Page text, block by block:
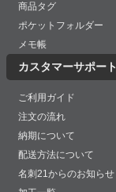
商品タグ
ポケットフォルダー
メモ帳
カスタマーサポート
ご利用ガイド
注文の流れ
納期について
配送方法について
名刺21からのお知らせ